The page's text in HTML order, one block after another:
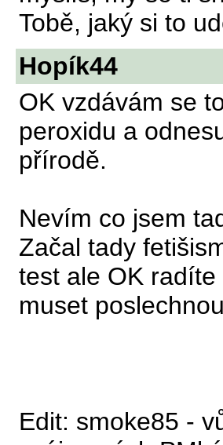
Tobě, jaký si to
Hopík44
OK vzdávám se
peroxidu a
přírodě.
Nevím co jsem
Začal tady
test ale OK
muset
Edit: smoke85 -